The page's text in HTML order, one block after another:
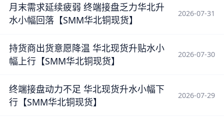
月末需求延续疲弱 终端接盘乏力华北升
水小幅回落【SMM华北铜现货】
2026-07-31
持货商出货意愿降温 华北现货升贴水小
幅上行【SMM华北铜现货】
2026-07-30
终端接盘动力不足 华北现货升水小幅下
行【SMM华北铜现货】
2026-07-29